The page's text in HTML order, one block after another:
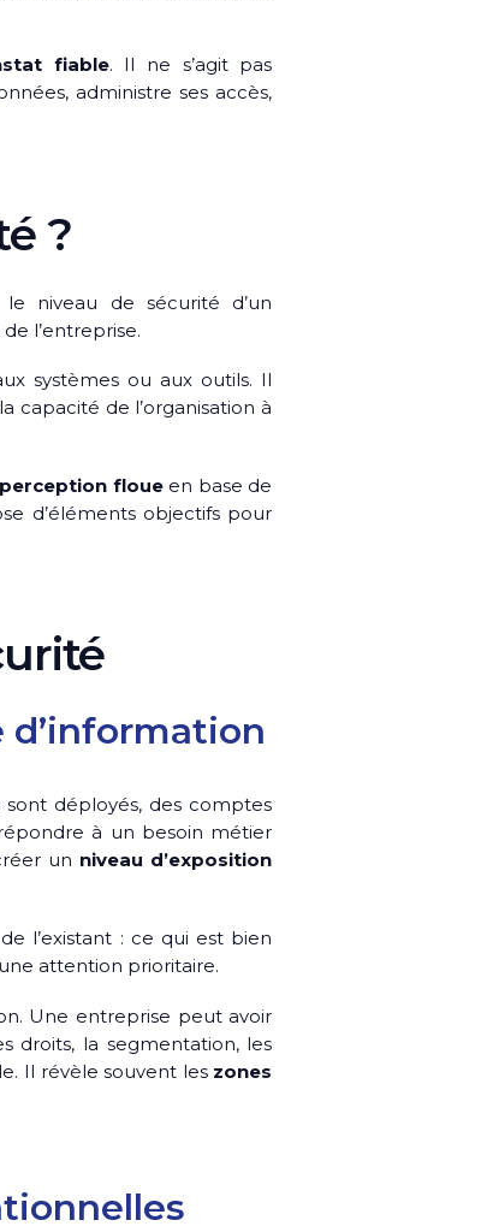
fiable. Il ne s’agit pas
administre ses accès,
?
niveau de sécurité d’un
l’entreprise.
systèmes ou aux outils. Il
capacité de l’organisation à
perception floueen base de
d’éléments objectifs pour
d’information
déployés, des comptes
à un besoin métier
un niveau d’exposition
de l’existant : ce qui est bien
attention prioritaire.
Une entreprise peut avoir
droits, la segmentation, les
Il révèle souvent les zones